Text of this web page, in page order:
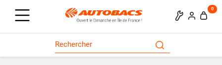
0